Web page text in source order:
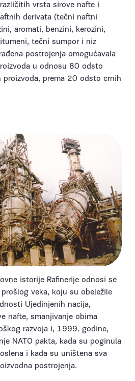
vrsta sirove nafte i
derivata (tečni naftni
aromati, benzini, kerozini,
tečni sumpor i niz
postrojenja omogućavala
u odnosu 80 odsto
prema 20 odsto crnih
istorije Rafinerije odnosi se
veka, koju su obeležile
Ujedinjenih nacija,
nafte, smanjivanje obima
razvoja i, 1999. godine,
NATO pakta, kada su poginula
i kada su uništena sva
postrojenja.